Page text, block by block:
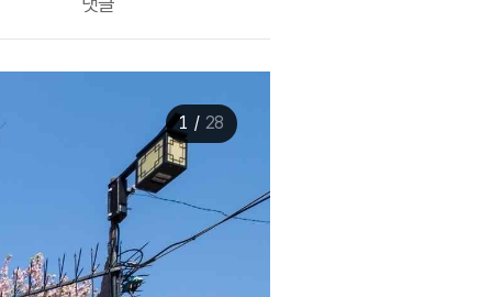
1 / 28